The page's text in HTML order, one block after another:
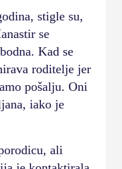
stigle su,
se
Kad se
roditelje jer
pošalju. Oni
iako je
ali